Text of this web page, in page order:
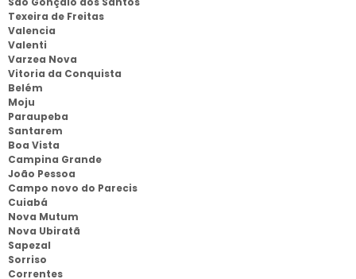
Texeira de Freitas
Valencia
Valenti
Varzea Nova
Vitoria da Conquista
Belém
Moju
Paraupeba
Santarem
Boa Vista
Campina Grande
João Pessoa
Campo novo do Parecis
Cuiabá
Nova Mutum
Nova Ubiratã
Sapezal
Sorriso
Correntes